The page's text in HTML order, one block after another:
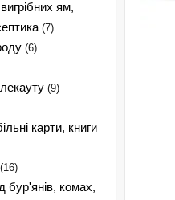
ям,
(7)
(6)
(9)
карти, книги
(16)
бур'янів, комах,